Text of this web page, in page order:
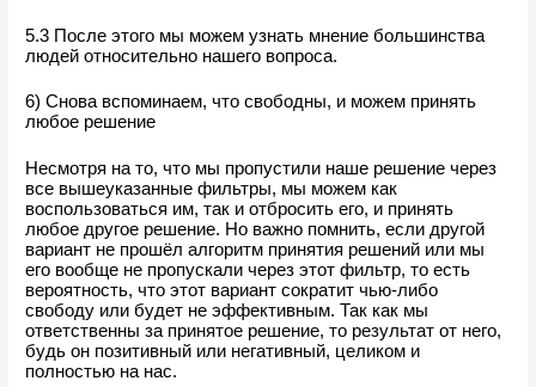
5.3 После этого мы можем узнать мнение большинства
людей относительно нашего вопроса.
6) Снова вспоминаем, что свободны, и можем принять
любое решение
Несмотря на то, что мы пропустили наше решение через
все вышеуказанные фильтры, мы можем как
воспользоваться им, так и отбросить его, и принять
любое другое решение. Но важно помнить, если другой
вариант не прошёл алгоритм принятия решений или мы
его вообще не пропускали через этот фильтр, то есть
вероятность, что этот вариант сократит чью-либо
свободу или будет не эффективным. Так как мы
ответственны за принятое решение, то результат от него,
будь он позитивный или негативный, целиком и
полностью на нас.